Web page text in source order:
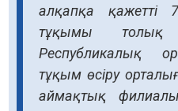
алқапқа қажетті
тұқымы толық
Республикалық
тұқым өсіру
аймақтық